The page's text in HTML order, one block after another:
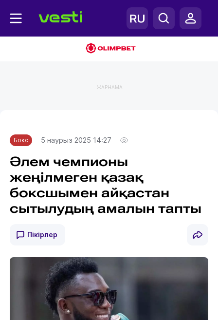
ЖАРНАМА
Бокс 5 наурыз 2025 14:27
Әлем чемпионы
жеңілмеген қазақ
боксшымен айқастан
сытылудың амалын тапты
Пікірлер